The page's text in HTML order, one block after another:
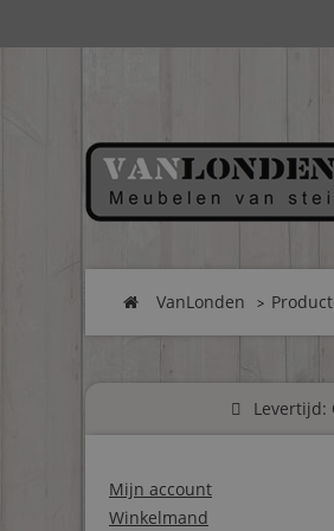
VanLonden
Levertijd:
Mijn account
Winkelmand